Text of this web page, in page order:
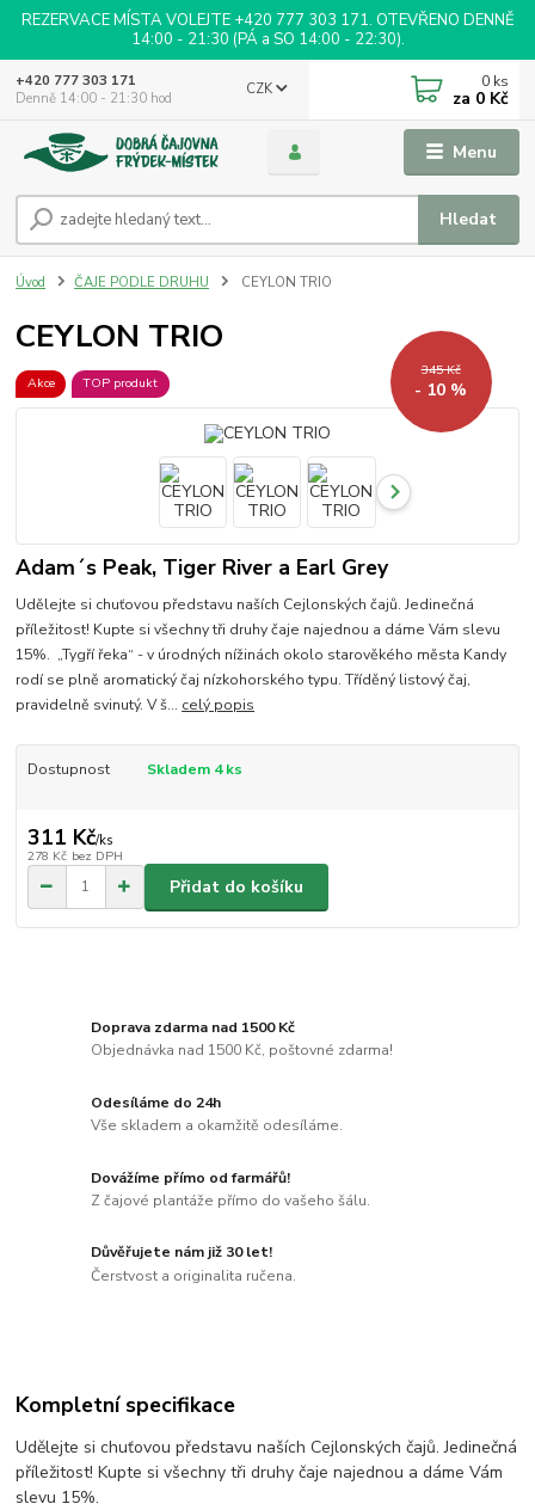
REZERVACE MÍSTA VOLEJTE +420 777 303 171. OTEVŘENO DENNĚ
14:00 - 21:30 (PÁ a SO 14:00 - 22:30).
Menu
CZK
Hledat
+420 777 303 171
Denně 14:00 - 21:30 hod
0 ks
za 0 Kč
Úvod ČAJE PODLE DRUHU CEYLON TRIO
CEYLON TRIO
Akce TOP produkt
345 Kč
- 10 %
Adam´s Peak, Tiger River a Earl Grey
Udělejte si chuťovou představu naších Cejlonských čajů. Jedinečná
příležitost! Kupte si všechny tři druhy čaje najednou a dáme Vám slevu
15%. „Tygří řeka“ - v úrodných nížinách okolo starověkého města Kandy
rodí se plně aromatický čaj nízkohorského typu. Tříděný listový čaj,
pravidelně svinutý. V š... celý popis
Dostupnost Skladem 4 ks
311 Kč/ks
278 Kč bez DPH
Přidat do košíku
Doprava zdarma nad 1500 Kč
Objednávka nad 1500 Kč, poštovné zdarma!
Odesíláme do 24h
Vše skladem a okamžitě odesíláme.
Dovážíme přímo od farmářů!
Z čajové plantáže přímo do vašeho šálu.
Důvěřujete nám již 30 let!
Čerstvost a originalita ručena.
Kompletní specifikace
Udělejte si chuťovou představu naších Cejlonských čajů. Jedinečná
příležitost! Kupte si všechny tři druhy čaje najednou a dáme Vám
slevu 15%.